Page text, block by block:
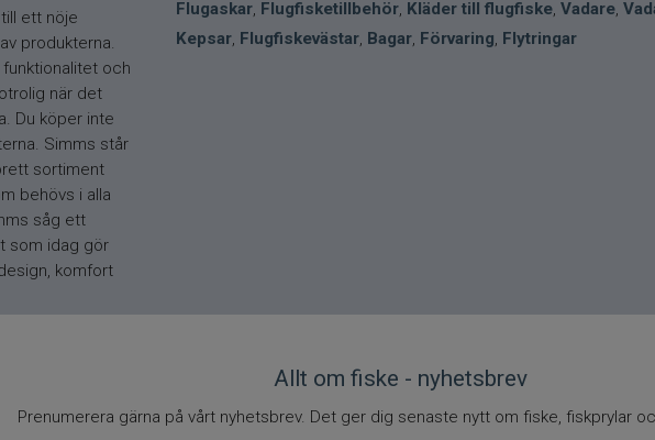
ett nöje
produkterna.
och
när det
Du köper inte
Simms står
sortiment
behövs i alla
såg ett
som idag gör
komfort
Flugaskar, Flugfisketillbehör, Kläder till flugfiske, Vadare,
Kepsar, Flugfiskevästar, Bagar, Förvaring, Flytringar
Allt om fiske - nyhetsbrev
Prenumerera gärna på vårt nyhetsbrev. Det ger dig senaste nytt om fiske, fiskprylar